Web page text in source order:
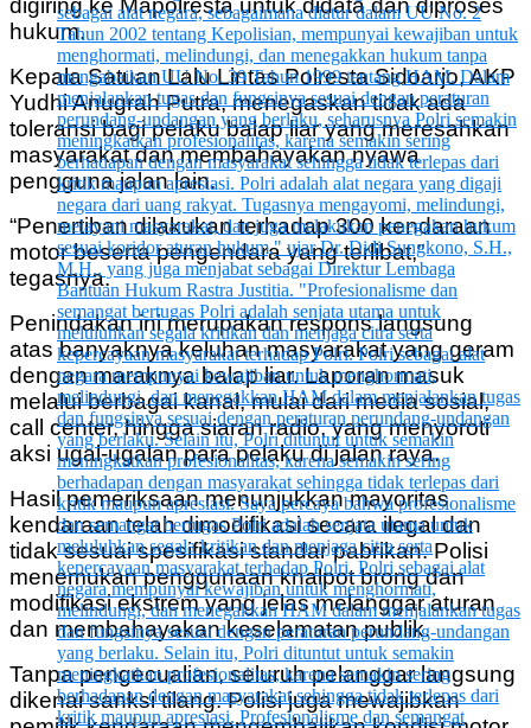
digiring ke Mapolresta untuk didata dan diproses
hukum.
Kepala Satuan Lalu Lintas Polresta Sidoarjo, AKP
Yudhi Anugrah Putra, menegaskan tidak ada
toleransi bagi pelaku balap liar yang meresahkan
masyarakat dan membahayakan nyawa
pengguna jalan lain.
“Penertiban dilakukan terhadap 300 kendaraan
motor beserta pengendara yang terlibat,”
tegasnya.
Penindakan ini merupakan respons langsung
atas banyaknya keluhan masyarakat yang geram
dengan maraknya balap liar. Laporan masuk
melalui berbagai kanal, mulai dari media sosial,
call center, hingga siaran radio, yang menyoroti
aksi ugal-ugalan para pelaku di jalan raya.
Hasil pemeriksaan menunjukkan mayoritas
kendaraan telah dimodifikasi secara ilegal dan
tidak sesuai spesifikasi standar pabrikan. Polisi
menemukan penggunaan knalpot brong dan
modifikasi ekstrem yang jelas melanggar aturan
dan membahayakan keselamatan publik.
Tanpa pengecualian, seluruh pelanggar langsung
dikenai sanksi tilang. Polisi juga mewajibkan